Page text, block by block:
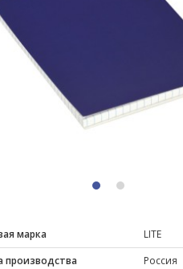
1 2
марка
LITE
производства
Россия